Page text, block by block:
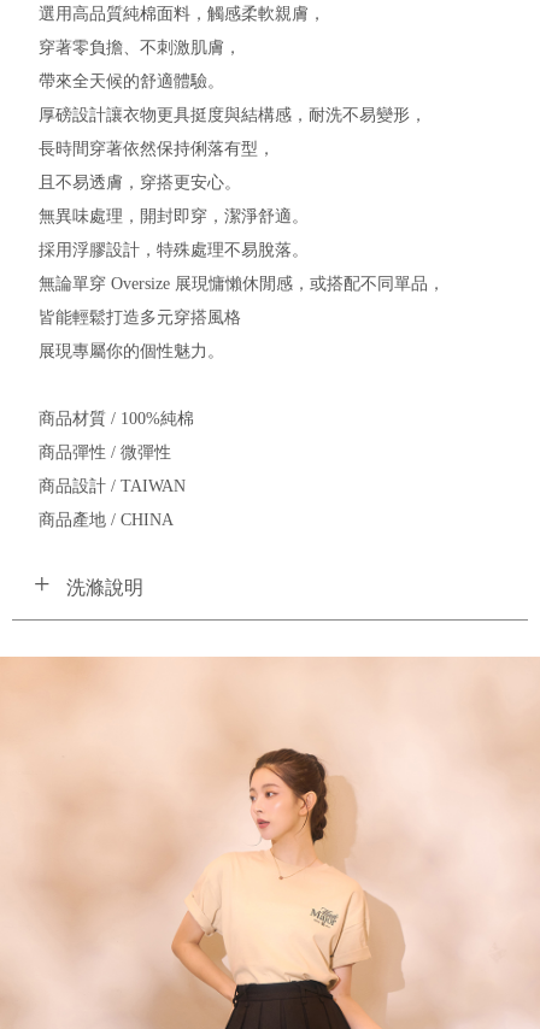
選用高品質純棉面料，觸感柔軟親膚，
穿著零負擔、不刺激肌膚，
帶來全天候的舒適體驗。
厚磅設計讓衣物更具挺度與結構感，耐洗不易變形，
長時間穿著依然保持俐落有型，
且不易透膚，穿搭更安心。
無異味處理，開封即穿，潔淨舒適。
採用浮膠設計，特殊處理不易脫落。
無論單穿 Oversize 展現慵懶休閒感，或搭配不同單品，
皆能輕鬆打造多元穿搭風格
展現專屬你的個性魅力。
商品材質 / 100%純棉
商品彈性 / 微彈性
商品設計 / TAIWAN
商品產地 / CHINA
洗滌說明